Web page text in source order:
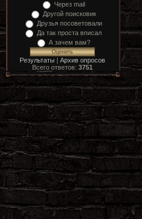
Через mail
Другой поисковик
Друзья посоветовали
Да так проста вписал
А зачем вам?
Результаты| Архив опросов
Всего ответов: 3751